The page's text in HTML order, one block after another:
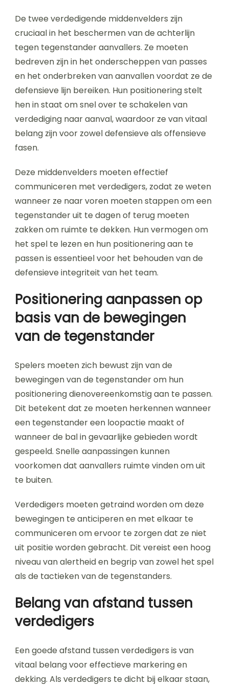
De twee verdedigende middenvelders zijn
cruciaal in het beschermen van de achterlijn
tegen tegenstander aanvallers. Ze moeten
bedreven zijn in het onderscheppen van passes
en het onderbreken van aanvallen voordat ze de
defensieve lijn bereiken. Hun positionering stelt
hen in staat om snel over te schakelen van
verdediging naar aanval, waardoor ze van vitaal
belang zijn voor zowel defensieve als offensieve
fasen.
Deze middenvelders moeten effectief
communiceren met verdedigers, zodat ze weten
wanneer ze naar voren moeten stappen om een
tegenstander uit te dagen of terug moeten
zakken om ruimte te dekken. Hun vermogen om
het spel te lezen en hun positionering aan te
passen is essentieel voor het behouden van de
defensieve integriteit van het team.
Positionering aanpassen op
basis van de bewegingen
van de tegenstander
Spelers moeten zich bewust zijn van de
bewegingen van de tegenstander om hun
positionering dienovereenkomstig aan te passen.
Dit betekent dat ze moeten herkennen wanneer
een tegenstander een loopactie maakt of
wanneer de bal in gevaarlijke gebieden wordt
gespeeld. Snelle aanpassingen kunnen
voorkomen dat aanvallers ruimte vinden om uit
te buiten.
Verdedigers moeten getraind worden om deze
bewegingen te anticiperen en met elkaar te
communiceren om ervoor te zorgen dat ze niet
uit positie worden gebracht. Dit vereist een hoog
niveau van alertheid en begrip van zowel het spel
als de tactieken van de tegenstanders.
Belang van afstand tussen
verdedigers
Een goede afstand tussen verdedigers is van
vitaal belang voor effectieve markering en
dekking. Als verdedigers te dicht bij elkaar staan,